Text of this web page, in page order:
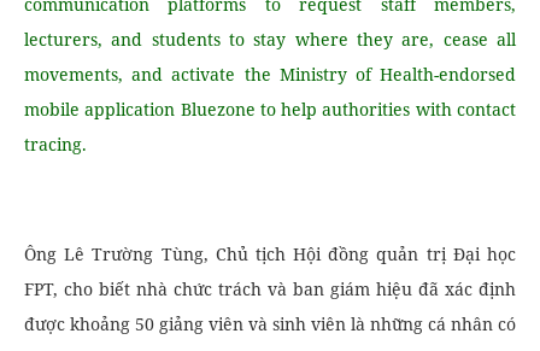
lecturers, and students to stay where they are, cease all
movements, and activate the Ministry of Health-endorsed
mobile application Bluezone to help authorities with contact
tracing.
Ông Lê Trường Tùng, Chủ tịch Hội đồng quản trị Đại học
FPT, cho biết nhà chức trách và ban giám hiệu đã xác định
được khoảng 50 giảng viên và sinh viên là những cá nhân có